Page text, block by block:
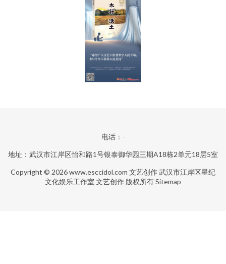
电话：-
地址：武汉市江岸区怡和路1号银泰御华园三期A18栋2单元18层5室
Copyright © 2026www.esccidol.com 文艺创作武汉市江岸区星纪
文化娱乐工作室 文艺创作 版权所有Sitemap